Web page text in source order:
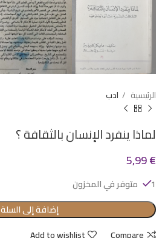
الرئيسية ادب
لماذا ينفرد الإنسان بالثقافة ؟
5,99€
1 متوفر في المخزون
إضافة إلى السلة